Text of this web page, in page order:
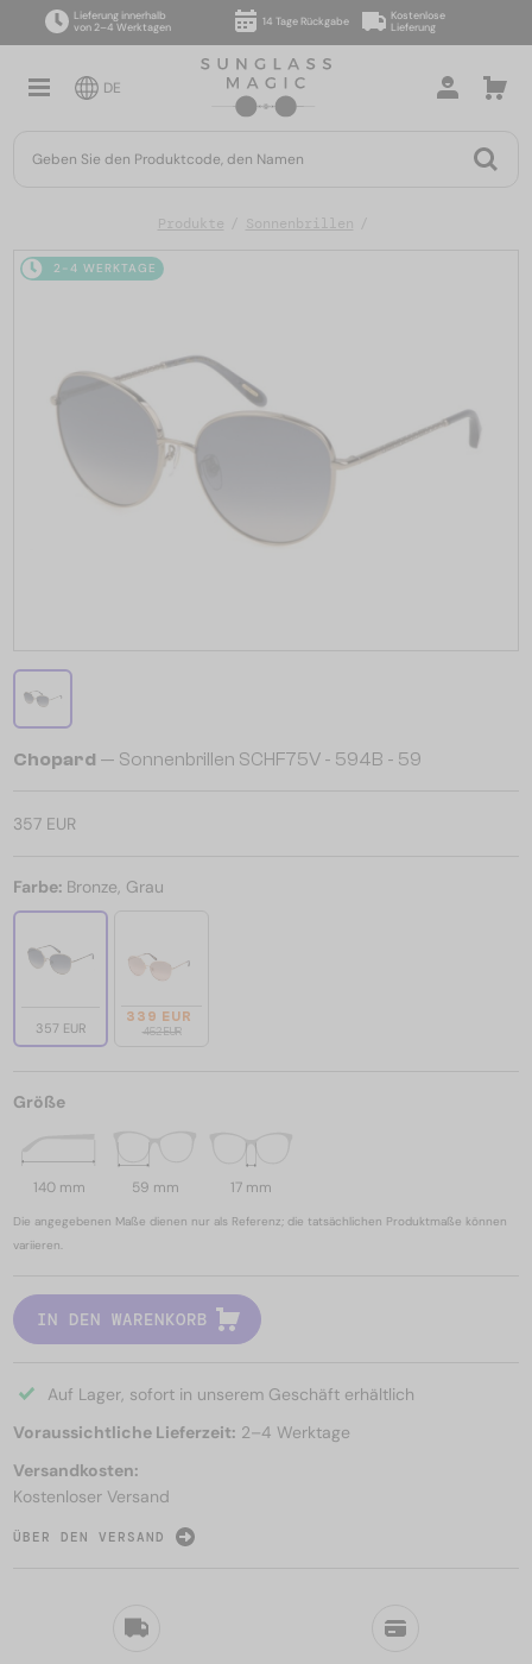
Lieferung innerhalb
von 2–4 Werktagen
14 Tage Rückgabe
Kostenlose
Lieferung
DE
Produkte Sonnenbrillen
2-4 WERKTAGE
Chopard — Sonnenbrillen SCHF75V - 594B - 59
357 EUR
Farbe: Bronze, Grau
357 EUR
339 EUR
452 EUR
Größe
140 mm 59 mm 17 mm
Die angegebenen Maße dienen nur als Referenz; die tatsächlichen Produktmaße können
variieren.
IN DEN WARENKORB
Auf Lager, sofort in unserem Geschäft erhältlich
Voraussichtliche Lieferzeit: 2–4 Werktage
Versandkosten:
Kostenloser Versand
ÜBER DEN VERSAND